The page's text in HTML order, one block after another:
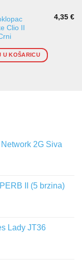
Clio II
4,35€
U KOŠARICU
2G Siva
II (5 brzina)
Lady JT36